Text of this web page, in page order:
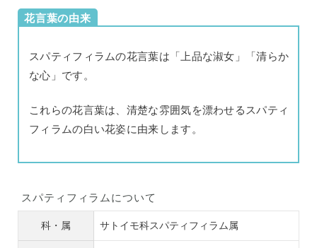
花言葉の由来
スパティフィラムの花言葉は「上品な淑女」「清らか
な心」です。
これらの花言葉は、清楚な雰囲気を漂わせるスパティ
フィラムの白い花姿に由来します。
スパティフィラムについて
科・属 サトイモ科スパティフィラム属